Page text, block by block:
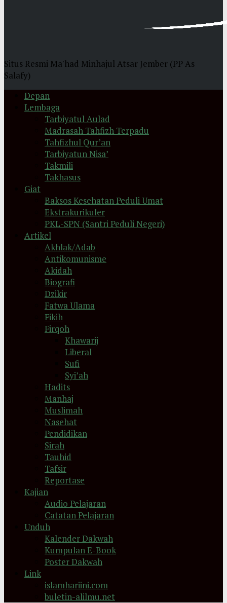
Situs Resmi Ma'had Minhajul Atsar Jember (PP As
Salafy)
Depan
Lembaga
Tarbiyatul Aulad
Madrasah Tahfizh Terpadu
Tahfizhul Qur’an
Tarbiyatun Nisa’
Takmili
Takhasus
Giat
Baksos Kesehatan Peduli Umat
Ekstrakurikuler
PKL-SPN (Santri Peduli Negeri)
Artikel
Akhlak/Adab
Antikomunisme
Akidah
Biografi
Dzikir
Fatwa Ulama
Fikih
Firqoh
Khawarij
Liberal
Sufi
Syi’ah
Hadits
Manhaj
Muslimah
Nasehat
Pendidikan
Sirah
Tauhid
Tafsir
Reportase
Kajian
Audio Pelajaran
Catatan Pelajaran
Unduh
Kalender Dakwah
Kumpulan E-Book
Poster Dakwah
Link
islamhariini.com
buletin-alilmu.net